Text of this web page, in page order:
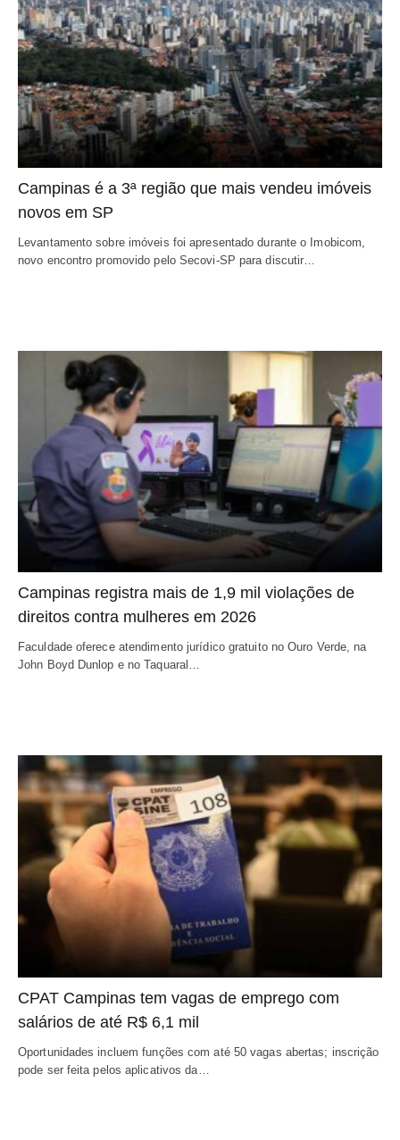
Campinas é a 3ª região que mais vendeu imóveis
novos em SP
Levantamento sobre imóveis foi apresentado durante o Imobicom,
novo encontro promovido pelo Secovi-SP para discutir…
Campinas registra mais de 1,9 mil violações de
direitos contra mulheres em 2026
Faculdade oferece atendimento jurídico gratuito no Ouro Verde, na
John Boyd Dunlop e no Taquaral…
CPAT Campinas tem vagas de emprego com
salários de até R$ 6,1 mil
Oportunidades incluem funções com até 50 vagas abertas; inscrição
pode ser feita pelos aplicativos da…